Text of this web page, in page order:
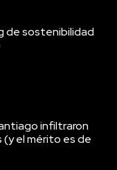
de sostenibilidad
infiltraron
(y el mérito es de